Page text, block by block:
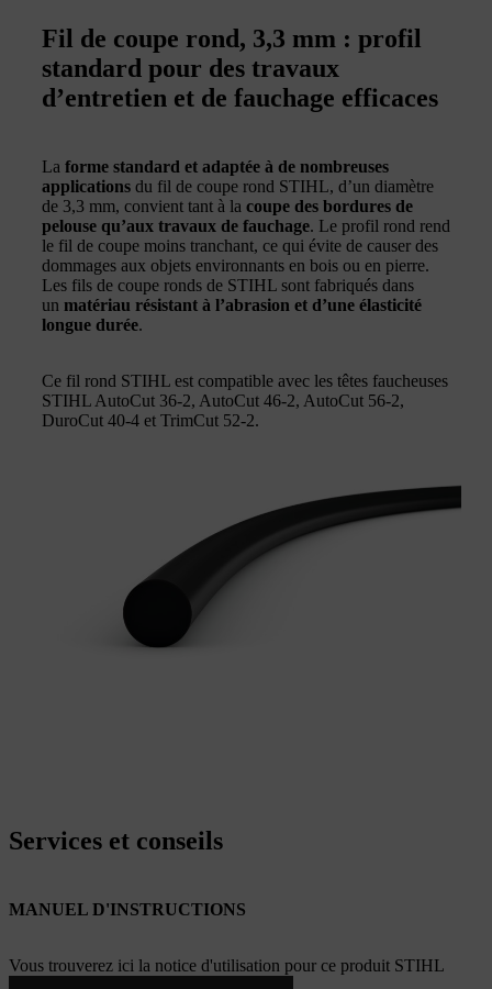
Fil de coupe rond, 3,3 mm : profil
standard pour des travaux
d’entretien et de fauchage efficaces
La forme standard et adaptée à de nombreuses
applications du fil de coupe rond STIHL, d’un diamètre
de 3,3 mm, convient tant à la coupe des bordures de
pelouse qu’aux travaux de fauchage. Le profil rond rend
le fil de coupe moins tranchant, ce qui évite de causer des
dommages aux objets environnants en bois ou en pierre.
Les fils de coupe ronds de STIHL sont fabriqués dans
un matériau résistant à l’abrasion et d’une élasticité
longue durée.
Ce fil rond STIHL est compatible avec les têtes faucheuses
STIHL AutoCut 36-2, AutoCut 46-2, AutoCut 56-2,
DuroCut 40-4 et TrimCut 52-2.
Services et conseils
MANUEL D'INSTRUCTIONS
Vous trouverez ici la notice d'utilisation pour ce produit STIHL